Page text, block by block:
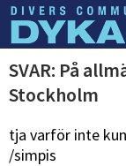
Dyknyheter
SVAR: På
Stockholm
tja varför inte
/simpis